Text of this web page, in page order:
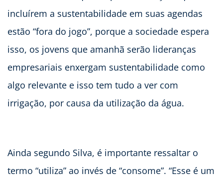
incluírem a sustentabilidade em suas agendas
estão “fora do jogo”, porque a sociedade espera
isso, os jovens que amanhã serão lideranças
empresariais enxergam sustentabilidade como
algo relevante e isso tem tudo a ver com
irrigação, por causa da utilização da água.
Ainda segundo Silva, é importante ressaltar o
termo “utiliza” ao invés de “consome”. “Esse é um